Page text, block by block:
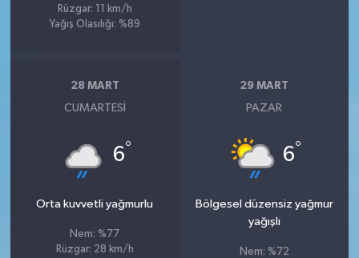
Rüzgar: 11 km/h
Yağış Olasılığı: %89
28 MART
CUMARTESI
6°
Orta kuvvetli yağmurlu
Nem: %77
Rüzgar: 28 km/h
29 MART
PAZAR
6°
Bölgesel düzensiz yağmur
yağışlı
Nem: %72